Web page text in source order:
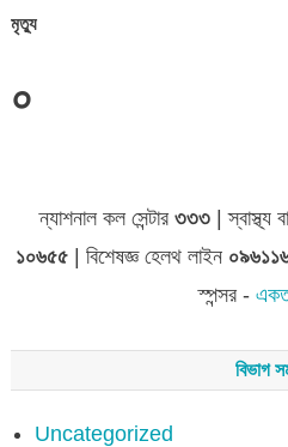
মৃত্যু
০
ন্যাশনাল কল সেন্টার ৩৩৩| স্বাস্থ্য
১০৬৫৫ | বিশেষজ্ঞ হেলথ লাইন
স্পন্সর -
বিভাগ
Uncategorized